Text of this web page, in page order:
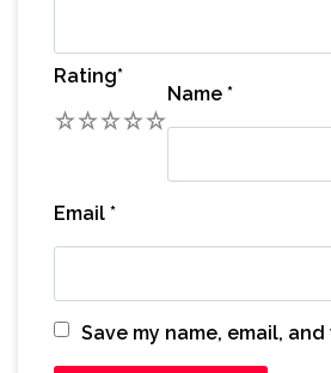
Rating*
5
4
3
2
Name *
Email *
Save my name, email,